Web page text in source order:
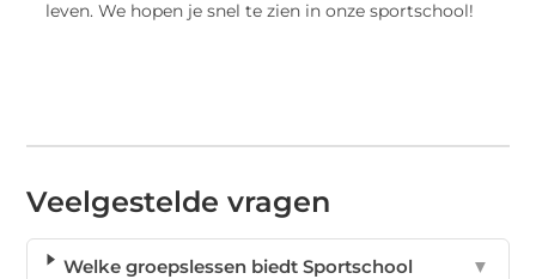
leven. We hopen je snel te zien in onze sportschool!
Veelgestelde vragen
Welke groepslessen biedt Sportschool
▼